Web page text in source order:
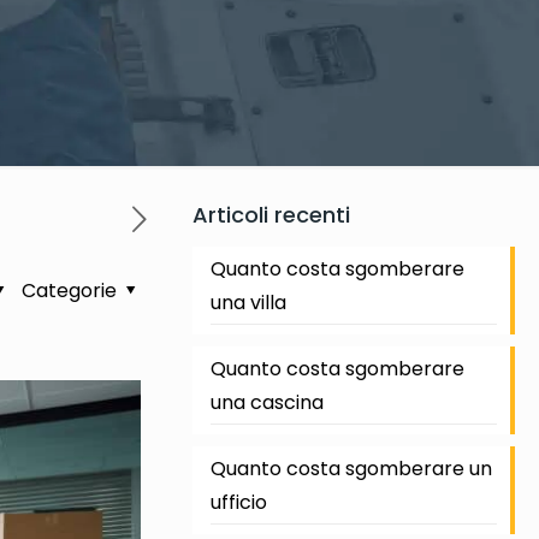
Categorie
Articoli recenti
Quanto costa sgomberare
una villa
Quanto costa sgomberare
una cascina
Quanto costa sgomberare un
ufficio